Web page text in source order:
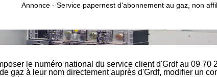
Annonce - Service papernest d'abonnement au gaz, non
le numéro national du service client d'Grdf au 09 70
gaz à leur nom directement auprès d'Grdf, modifier un